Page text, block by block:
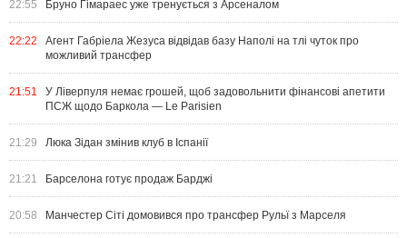
22:55 Бруно Гімараес уже тренується з Арсеналом
22:22
Агент Габріела Жезуса відвідав базу Наполі на тлі чуток про
можливий трансфер
21:51
У Ліверпуля немає грошей, щоб задовольнити фінансові апетити
ПСЖ щодо Баркола — Le Parisien
21:29 Люка Зідан змінив клуб в Іспанії
21:21 Барселона готує продаж Барджі
20:58 Манчестер Сіті домовився про трансфер Рульї з Марселя